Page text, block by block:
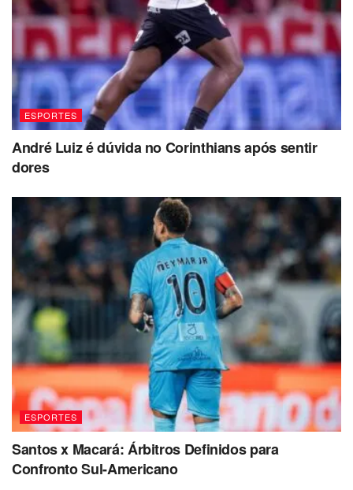
ESPORTES
André Luiz é dúvida no Corinthians após sentir
dores
ESPORTES
Santos x Macará: Árbitros Definidos para
Confronto Sul-Americano